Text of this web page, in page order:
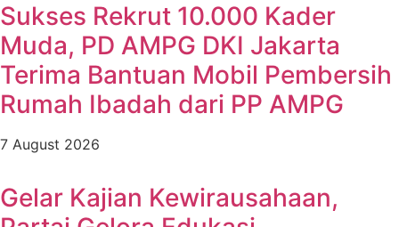
Sukses Rekrut 10.000 Kader
Muda, PD AMPG DKI Jakarta
Terima Bantuan Mobil Pembersih
Rumah Ibadah dari PP AMPG
7 August 2026
Gelar Kajian Kewirausahaan,